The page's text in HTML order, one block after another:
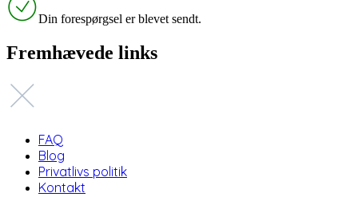
Din forespørgsel er blevet sendt.
Fremhævede links
FAQ
Blog
Privatlivs politik
Kontakt